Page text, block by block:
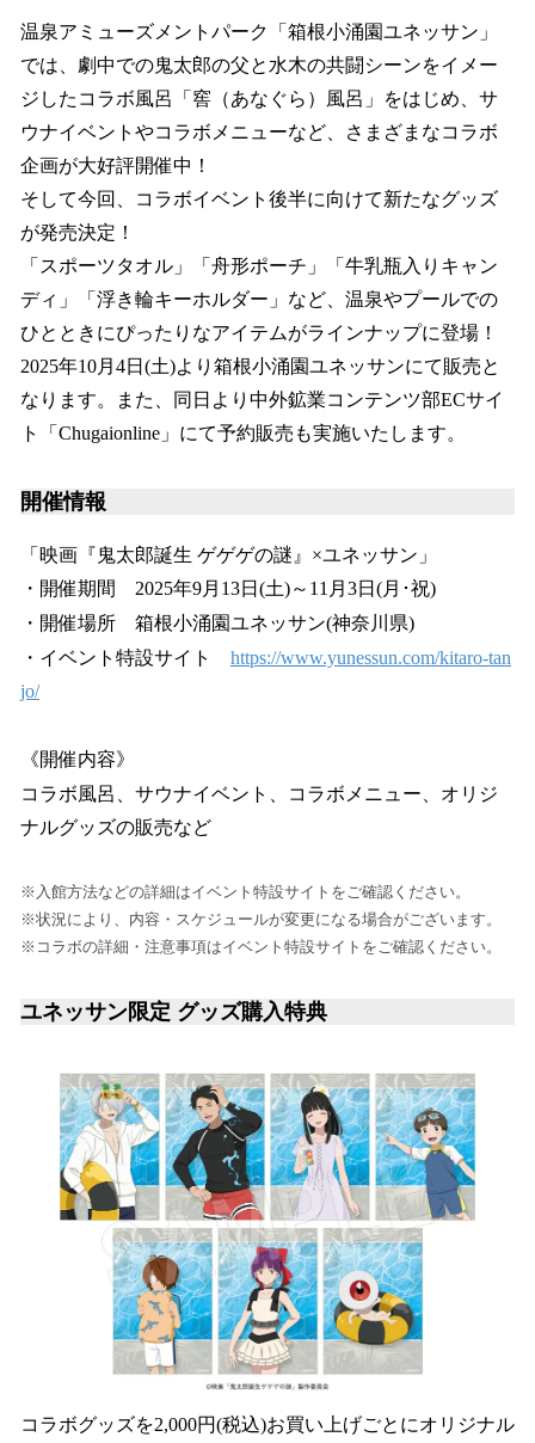
温泉アミューズメントパーク「箱根小涌園ユネッサン」
では、劇中での鬼太郎の父と水木の共闘シーンをイメー
ジしたコラボ風呂「窖（あなぐら）風呂」をはじめ、サ
ウナイベントやコラボメニューなど、さまざまなコラボ
企画が大好評開催中！
そして今回、コラボイベント後半に向けて新たなグッズ
が発売決定！
「スポーツタオル」「舟形ポーチ」「牛乳瓶入りキャン
ディ」「浮き輪キーホルダー」など、温泉やプールでの
ひとときにぴったりなアイテムがラインナップに登場！
2025年10月4日(土)より箱根小涌園ユネッサンにて販売と
なります。また、同日より中外鉱業コンテンツ部ECサイ
ト「Chugaionline」にて予約販売も実施いたします。
開催情報
「映画『鬼太郎誕生 ゲゲゲの謎』×ユネッサン」
・開催期間 2025年9月13日(土)～11月3日(月･祝)
・開催場所 箱根小涌園ユネッサン(神奈川県)
・イベント特設サイト https://www.yunessun.com/kitaro-tan
jo/
《開催内容》
コラボ風呂、サウナイベント、コラボメニュー、オリジ
ナルグッズの販売など
※入館方法などの詳細はイベント特設サイトをご確認ください。
※状況により、内容・スケジュールが変更になる場合がございます。
※コラボの詳細・注意事項はイベント特設サイトをご確認ください。
ユネッサン限定 グッズ購入特典
コラボグッズを2,000円(税込)お買い上げごとにオリジナル